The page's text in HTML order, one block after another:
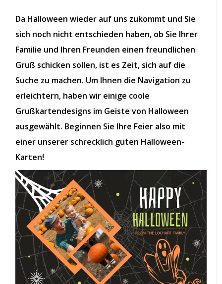
Da Halloween wieder auf uns zukommt und Sie
sich noch nicht entschieden haben, ob Sie Ihrer
Familie und Ihren Freunden einen freundlichen
Gruß schicken sollen, ist es Zeit, sich auf die
Suche zu machen. Um Ihnen die Navigation zu
erleichtern, haben wir einige coole
Grußkartendesigns im Geiste von Halloween
ausgewählt. Beginnen Sie Ihre Feier also mit
einer unserer schrecklich guten Halloween-
Karten!